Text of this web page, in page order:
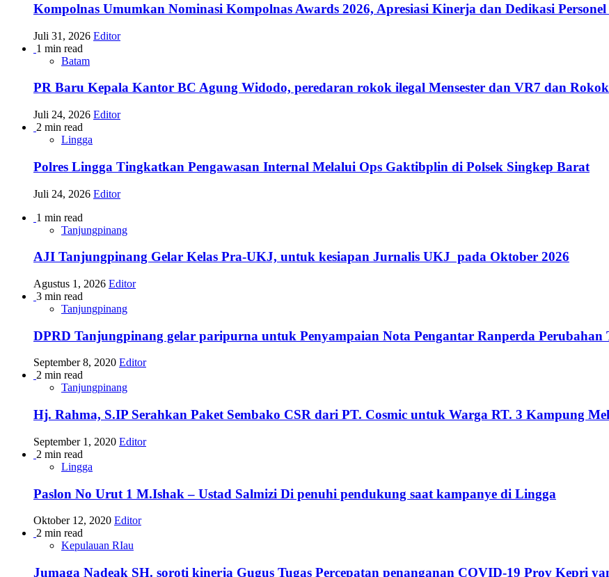
Kompolnas Umumkan Nominasi Kompolnas Awards 2026, Apresiasi Kinerja dan Dedikasi
Juli 31, 2026 Editor
1 min read
Batam
PR Baru Kepala Kantor BC Agung Widodo, peredaran rokok ilegal Mensester dan VR7 dan
Juli 24, 2026 Editor
2 min read
Lingga
Polres Lingga Tingkatkan Pengawasan Internal Melalui Ops Gaktibplin di Polsek Singkep Barat
Juli 24, 2026 Editor
1 min read
Tanjungpinang
AJI Tanjungpinang Gelar Kelas Pra-UKJ, untuk kesiapan Jurnalis UKJ pada Oktober 2026
Agustus 1, 2026 Editor
3 min read
Tanjungpinang
DPRD Tanjungpinang gelar paripurna untuk Penyampaian Nota Pengantar Ranperda Perubahan
September 8, 2020 Editor
2 min read
Tanjungpinang
Hj. Rahma, S.IP Serahkan Paket Sembako CSR dari PT. Cosmic untuk Warga RT. 3 Kampung
September 1, 2020 Editor
2 min read
Lingga
Paslon No Urut 1 M.Ishak – Ustad Salmizi Di penuhi pendukung saat kampanye di Lingga
Oktober 12, 2020 Editor
2 min read
Kepulauan RIau
Jumaga Nadeak SH. soroti kinerja Gugus Tugas Percepatan penanganan COVID-19 Prov Kepri